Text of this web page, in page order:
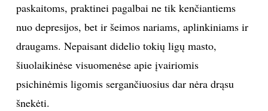
paskaitoms, praktinei pagalbai ne tik kenčiantiems
nuo depresijos, bet ir šeimos nariams, aplinkiniams ir
draugams. Nepaisant didelio tokių ligų masto,
šiuolaikinėse visuomenėse apie įvairiomis
psichinėmis ligomis sergančiuosius dar nėra drąsu
šnekėti.